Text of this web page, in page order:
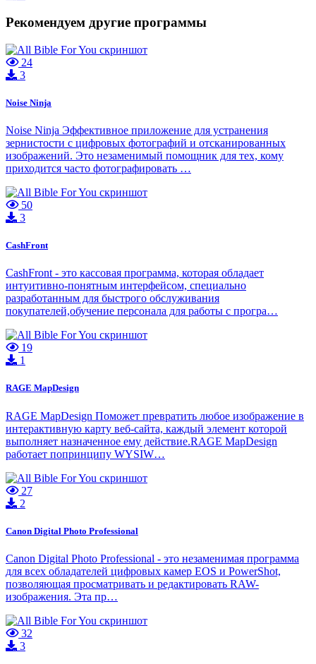
Рекомендуем другие программы
24
3
Noise Ninja
Noise Ninja Эффективное приложение для устранения
зернистости с цифровых фотографий и отсканированных
изображений. Это незаменимый помощник для тех, кому
приходится часто фотографировать …
50
3
CashFront
CashFront - это кассовая программа, которая обладает
интуитивно-понятным интерфейсом, специально
разработанным для быстрого обслуживания
покупателей,обучение персонала для работы с програ…
19
1
RAGE MapDesign
RAGE MapDesign Поможет превратить любое изображение в
интерактивную карту веб-сайта, каждый элемент которой
выполняет назначенное ему действие.RAGE MapDesign
работает попринципу WYSIW…
27
2
Canon Digital Photo Professional
Canon Digital Photo Professional - это незаменимая программа
для всех обладателей цифровых камер EOS и PowerShot,
позволяющая просматривать и редактировать RAW-
изображения. Эта пр…
32
3